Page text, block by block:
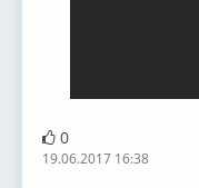
0
19.06.2017 16:38